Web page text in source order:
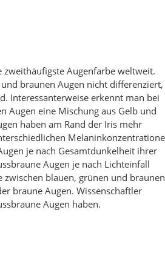
zweithäufigste Augenfarbe weltweit.
braunen Augen nicht differenziert,
Interessanterweise erkennt man bei
Augen eine Mischung aus Gelb und
haben am Rand der Iris mehr
je nach Gesamtdunkelheit ihrer
Augen je nach Lichteinfall
zwischen blauen, grünen und braunen
braune Augen. Wissenschaftler
Augen haben.